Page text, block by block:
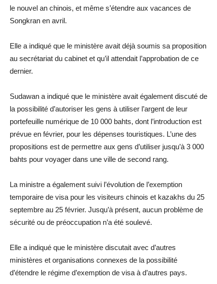
le nouvel an chinois, et même s’étendre aux vacances de
Songkran en avril.
Elle a indiqué que le ministère avait déjà soumis sa proposition
au secrétariat du cabinet et qu’il attendait l’approbation de ce
dernier.
Sudawan a indiqué que le ministère avait également discuté de
la possibilité d’autoriser les gens à utiliser l’argent de leur
portefeuille numérique de 10 000 bahts, dont l’introduction est
prévue en février, pour les dépenses touristiques. L’une des
propositions est de permettre aux gens d’utiliser jusqu’à 3 000
bahts pour voyager dans une ville de second rang.
La ministre a également suivi l’évolution de l’exemption
temporaire de visa pour les visiteurs chinois et kazakhs du 25
septembre au 25 février. Jusqu’à présent, aucun problème de
sécurité ou de préoccupation n’a été soulevé.
Elle a indiqué que le ministère discutait avec d’autres
ministères et organisations connexes de la possibilité
d’étendre le régime d’exemption de visa à d’autres pays.